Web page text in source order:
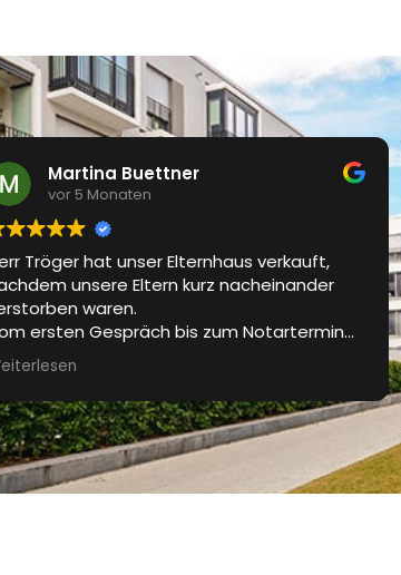
Martina Buettner
vor 5 Monaten
Tröger hat unser Elternhaus verkauft,
unsere Eltern kurz nacheinander
waren.
ersten Gespräch bis zum Notartermin
wir bestens betreut. Das Exposé wurde
gestaltet, die
waren gut organisiert.
wurden wir über den aktuellen
des Verkaufprozesses informiert.
guter und professioneller Auftritt und für
die perfekte Lösung in einer für uns nicht